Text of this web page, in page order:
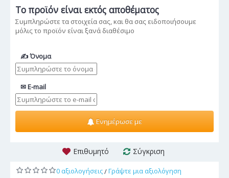
Το προϊόν είναι εκτός αποθέματος
Συμπληρώστε τα στοιχεία σας, και θα σας ειδοποιήσουμε
μόλις το προϊόν είναι ξανά διαθέσιμο
✍ Όνομα
✉ E-mail
Ενημέρωσε με
Επιθυμητό Σύγκριση
0 αξιολογήσεις/Γράψτε μια αξιολόγηση